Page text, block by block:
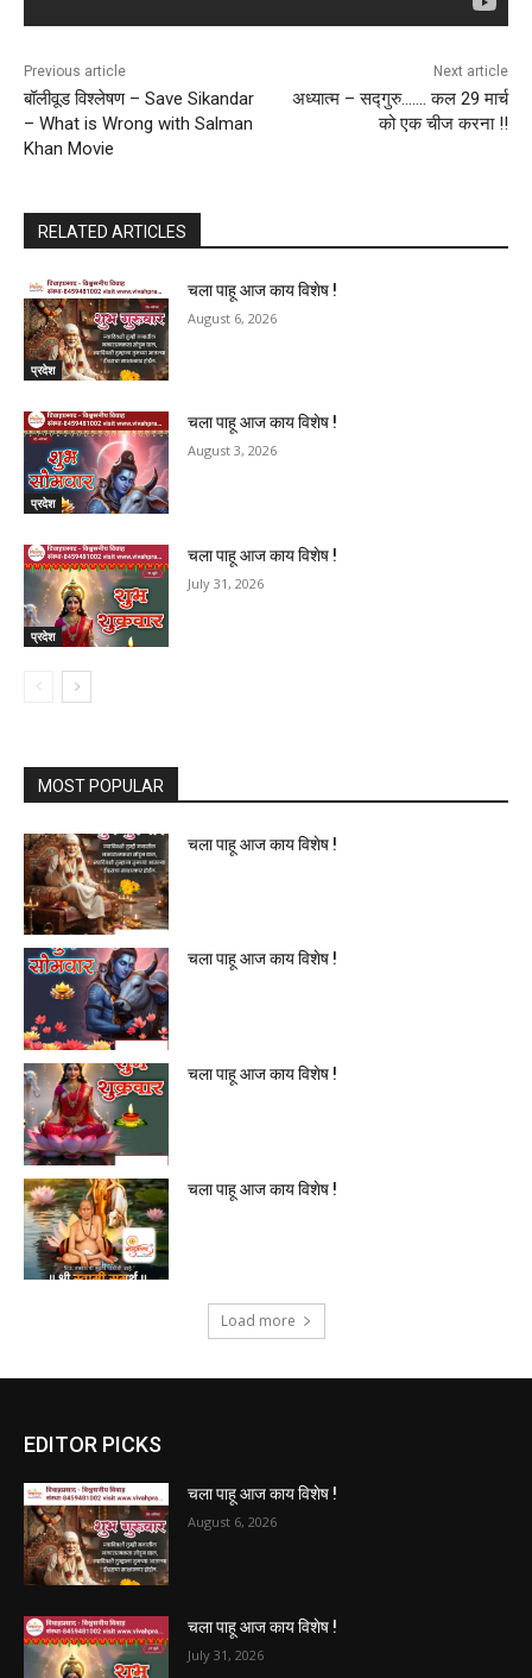
Previous article
बॉलीवूड विश्लेषण – Save Sikandar
– What is Wrong with Salman
Khan Movie
Next article
अध्यात्म – सद्गुरु……. कल 29 मार्च
को एक चीज करना !!
RELATED ARTICLES
प्रदेश
चला पाहू आज काय विशेष !
August 6, 2026
प्रदेश
चला पाहू आज काय विशेष !
August 3, 2026
प्रदेश
चला पाहू आज काय विशेष !
July 31, 2026
MOST POPULAR
चला पाहू आज काय विशेष !
चला पाहू आज काय विशेष !
चला पाहू आज काय विशेष !
चला पाहू आज काय विशेष !
Load more
EDITOR PICKS
चला पाहू आज काय विशेष !
August 6, 2026
चला पाहू आज काय विशेष !
July 31, 2026